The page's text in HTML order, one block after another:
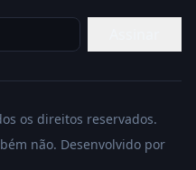
os direitos reservados.
não. Desenvolvido por